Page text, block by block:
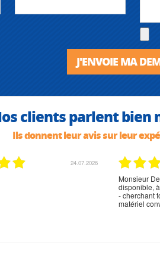
J'ENVOIE MA
clients parlent bien
Ils donnent leur avis sur leur
02.07.2026
rien à